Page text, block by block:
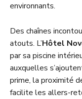
environnants.
Des chaînes
atouts. L’Hôtel
par sa piscine
auxquelles
prime, la proximité
facilite les allers-